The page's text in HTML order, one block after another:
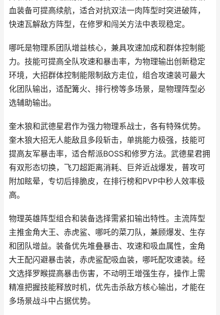
血装备可提高续航，适合对抗双法一肉阵型时突进破阵，
快速瓦解敌方阵型，在修罗和闯关方法中表现稳定。
哪吒是物理系团队增益核心，兼具攻速加成和群体控制能
力。技能可提高全队攻速和暴击率，为物理输出创新稳定
环境，大招群体控制能限制敌方走位，组合攻速装可最大
化团队输出，适配篝火、排行榜等多场景，是物理阵型必
选辅助输出。
奎木狼和武德星君作为强力物理系战士，各有特殊优势。
奎木狼大招无人能敌且多段斩击，单挑能力极强，技能可
提高友军暴击率，适合帮派BOSS和修罗方法。武德星君拥
有双形态切换，飞刀超距离消耗、巨斧近战爆发，普攻可
附加眩晕，专切后排脆皮，在排行榜和PVP中秒人效率极
高。
物理英雄阵型组合和装备选择需紧扣输出特性。主流阵型
主推金角大王、赤虎鲨、哪吒的菜刀队，兼顾爆发、生存
和团队增益。装备优先堆叠暴击、攻速和吸血属性，金角
大王配闪避暴击装，赤虎鲨配吸血装，哪吒配攻速装。经
文选择罗睺提高暴击伤害，不动明王增强生存，操作上需
精准把握技能释放时机，优先击杀敌方核心输出，才能在
多场景战斗中占据优势。